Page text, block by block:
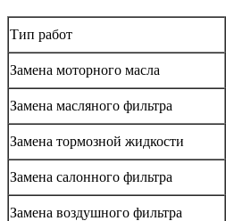
Тип работ
Замена моторного масла
Замена масляного фильтра
Замена тормозной жидкости
Замена салонного фильтра
Замена воздушного фильтра